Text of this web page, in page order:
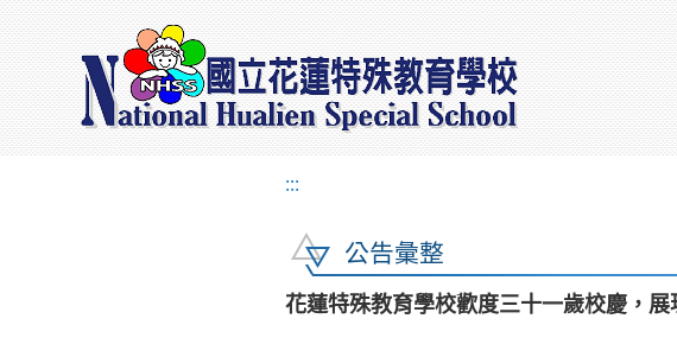
:::
公告彙整
花蓮特殊教育學校歡度三十一歲校慶，